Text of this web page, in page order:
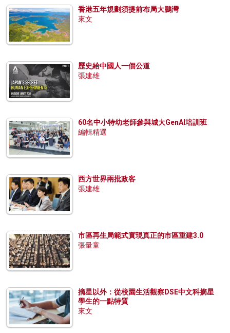
香港五年規劃須提前布局大鵬灣
來文
歷史給中國人一個公道
張建雄
60名中小特幼老師參與城大GenAI培訓班
編輯精選
西方世界兩批政客
張建雄
市區再生局範式實現真正的市區重建3.0
張量童
摘星以外：從校園生活觀察DSE中文科摘星
學生的一點特質
來文